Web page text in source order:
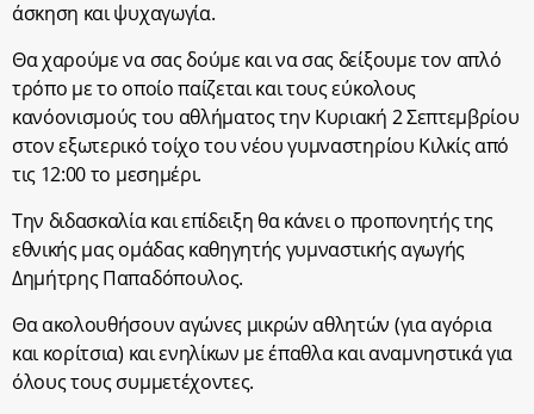
άσκηση και ψυχαγωγία.
Θα χαρούμε να σας δούμε και να σας δείξουμε τον απλό
τρόπο με το οποίο παίζεται και τους εύκολους
κανόονισμούς του αθλήματος την Κυριακή 2 Σεπτεμβρίου
στον εξωτερικό τοίχο του νέου γυμναστηρίου Κιλκίς από
τις 12:00 το μεσημέρι.
Την διδασκαλία και επίδειξη θα κάνει ο προπονητής της
εθνικής μας ομάδας καθηγητής γυμναστικής αγωγής
Δημήτρης Παπαδόπουλος.
Θα ακολουθήσουν αγώνες μικρών αθλητών (για αγόρια
και κορίτσια) και ενηλίκων με έπαθλα και αναμνηστικά για
όλους τους συμμετέχοντες.